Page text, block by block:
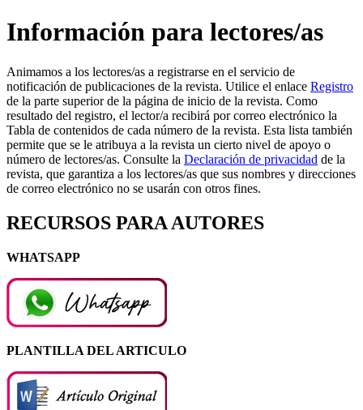
Información para lectores/as
Animamos a los lectores/as a registrarse en el servicio de
notificación de publicaciones de la revista. Utilice el enlace Registro
de la parte superior de la página de inicio de la revista. Como
resultado del registro, el lector/a recibirá por correo electrónico la
Tabla de contenidos de cada número de la revista. Esta lista también
permite que se le atribuya a la revista un cierto nivel de apoyo o
número de lectores/as. Consulte la Declaración de privacidad de la
revista, que garantiza a los lectores/as que sus nombres y direcciones
de correo electrónico no se usarán con otros fines.
RECURSOS PARA AUTORES
WHATSAPP
PLANTILLA DEL ARTICULO